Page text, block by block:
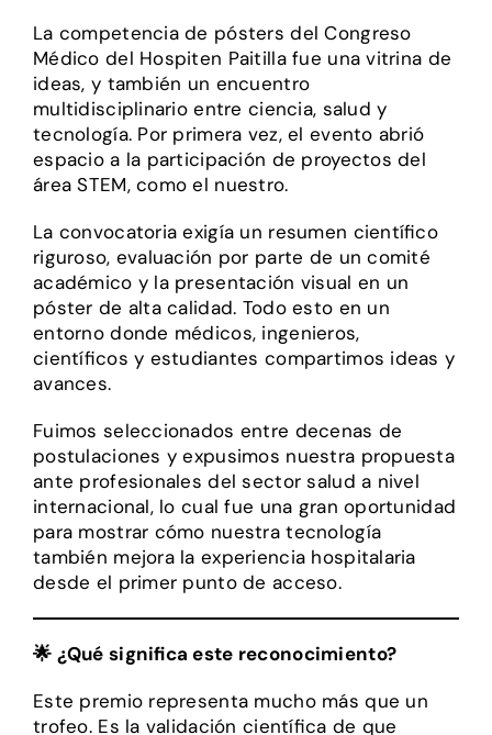
La competencia de pósters del Congreso
Médico del Hospiten Paitilla fue una vitrina de
ideas, y también un encuentro
multidisciplinario entre ciencia, salud y
tecnología. Por primera vez, el evento abrió
espacio a la participación de proyectos del
área STEM, como el nuestro.
La convocatoria exigía un resumen científico
riguroso, evaluación por parte de un comité
académico y la presentación visual en un
póster de alta calidad. Todo esto en un
entorno donde médicos, ingenieros,
científicos y estudiantes compartimos ideas y
avances.
Fuimos seleccionados entre decenas de
postulaciones y expusimos nuestra propuesta
ante profesionales del sector salud a nivel
internacional, lo cual fue una gran oportunidad
para mostrar cómo nuestra tecnología
también mejora la experiencia hospitalaria
desde el primer punto de acceso.
🌟 ¿Qué significa este reconocimiento?
Este premio representa mucho más que un
trofeo. Es la validación científica de que